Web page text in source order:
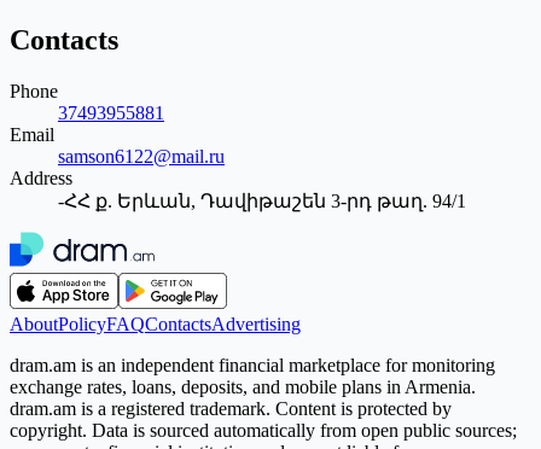
Contacts
Phone
37493955881
Email
samson6122@mail.ru
Address
-ՀՀ ք. Երևան, Դավիթաշեն 3-րդ թաղ. 94/1
AboutPolicyFAQContactsAdvertising
dram.am is an independent financial marketplace for monitoring
exchange rates, loans, deposits, and mobile plans in Armenia.
dram.am is a registered trademark. Content is protected by
copyright. Data is sourced automatically from open public sources;